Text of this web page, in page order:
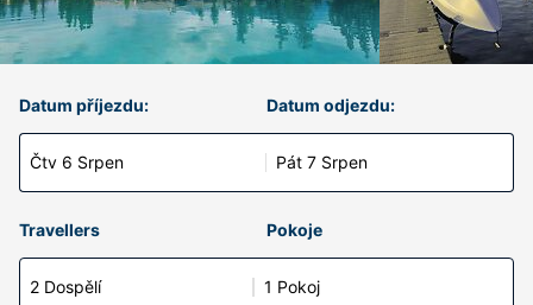
Datum příjezdu:
Čtv 6 Srpen
Datum odjezdu:
Pát 7 Srpen
Travellers Pokoje
2 Dospělí 1 Pokoj